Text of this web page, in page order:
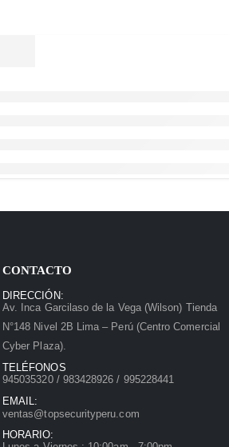
CONTACTO
DIRECCIÓN:
Av. Inca Garcilaso de la Vega (Wilson) Tienda
N°148 Nivel 2B Lima – Perú (Centro Comercial
Cyber Plaza).
TELÉFONOS
945035320 / 983428926 / 995228441
EMAIL:
ventas@topsecurityperu.com
HORARIO: